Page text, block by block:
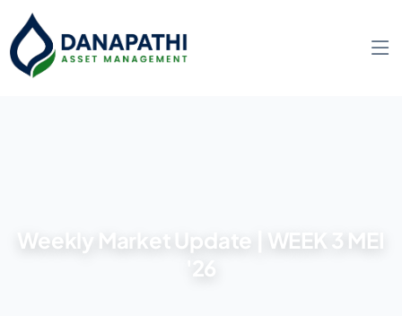
Weekly Market Update | WEEK 3 MEI
'26